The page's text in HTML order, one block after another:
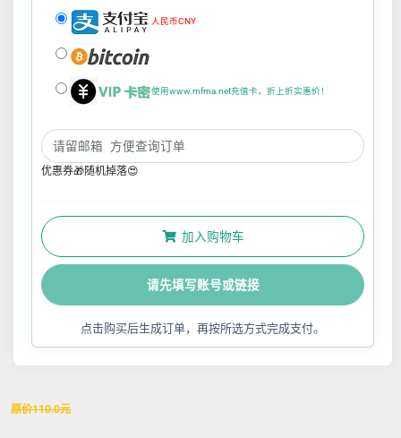
人民币CNY
使用www.mfma.net充值卡，折上折实惠价！
优惠券🎁随机掉落😍
加入购物车
请先填写账号或链接
点击购买后生成订单，再按所选方式完成支付。
原价110.0元